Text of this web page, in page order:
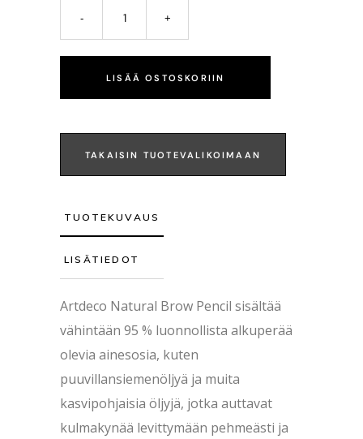
LISÄÄ OSTOSKORIIN
TAKAISIN TUOTEVALIKOIMAAN
TUOTEKUVAUS
LISÄTIEDOT
Artdeco Natural Brow Pencil sisältää
vähintään 95 % luonnollista alkuperää
olevia ainesosia, kuten
puuvillansiemenöljyä ja muita
kasvipohjaisia öljyjä, jotka auttavat
kulmakynää levittymään pehmeästi ja